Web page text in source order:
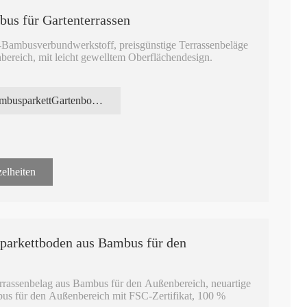
für Gartenterrassen
preisgünstige Terrassenbeläge
mit leicht gewelltem Oberflächendesign.
Mittelkarbonisierter Bambus-
sich mit Edelstahlklammern leicht verlegen lässt.
BambusparkettGartenbodenbelag Außenterrasse
aus Bambus für den
aus Bambus für den Außenbereich, neuartige
für den Außenbereich mit FSC-Zertifikat, 100 %